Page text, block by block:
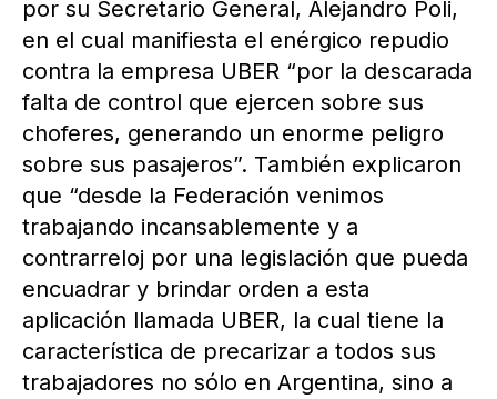
por su Secretario General, Alejandro Poli,
en el cual manifiesta el enérgico repudio
contra la empresa UBER “por la descarada
falta de control que ejercen sobre sus
choferes, generando un enorme peligro
sobre sus pasajeros”. También explicaron
que “desde la Federación venimos
trabajando incansablemente y a
contrarreloj por una legislación que pueda
encuadrar y brindar orden a esta
aplicación llamada UBER, la cual tiene la
característica de precarizar a todos sus
trabajadores no sólo en Argentina, sino a